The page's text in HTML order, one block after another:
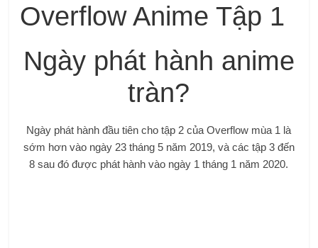
Overflow Anime Tập 1
Ngày phát hành anime
tràn?
Ngày phát hành đầu tiên cho tập 2 của Overflow mùa 1 là
sớm hơn vào ngày 23 tháng 5 năm 2019, và các tập 3 đến
8 sau đó được phát hành vào ngày 1 tháng 1 năm 2020.